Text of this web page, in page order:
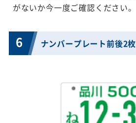
がないか今一度ご確認ください。
6 ナンバープレート前後2枚